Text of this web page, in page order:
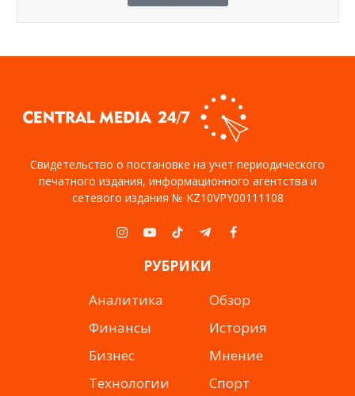
Свидетельство о постановке на учет периодического
печатного издания, информационного агентства и
сетевого издания № KZ10VPY00111108
Instagram
YouTubeTikTokTelegramFacebook
РУБРИКИ
Аналитика
Финансы
Бизнес
Технологии
Обзор
История
Мнение
Спорт